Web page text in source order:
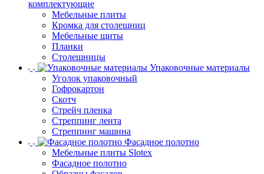
комплектующие
Мебельные плиты
Кромка для столешниц
Мебельные щиты
Планки
Столешницы
Упаковочные материалы
Уголок упаковочный
Гофрокартон
Скотч
Стрейч пленка
Стреппинг лента
Стреппинг машина
Фасадное полотно
Мебельные плиты Slotex
Фасадное полотно